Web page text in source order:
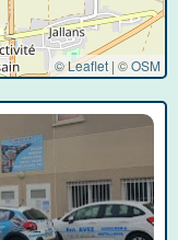
© Leaflet | ©OSM